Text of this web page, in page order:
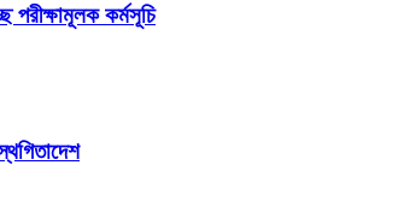
পরীক্ষামূলক কর্মসূচি